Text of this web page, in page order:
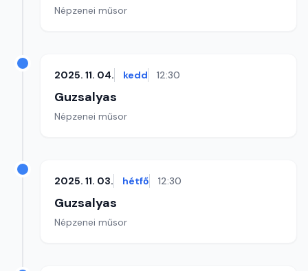
Népzenei műsor
2025. 11. 04. kedd 12:30
Guzsalyas
Népzenei műsor
2025. 11. 03. hétfő 12:30
Guzsalyas
Népzenei műsor